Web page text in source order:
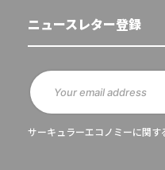
ニュースレター登録
サーキュラーエコノミーに関す